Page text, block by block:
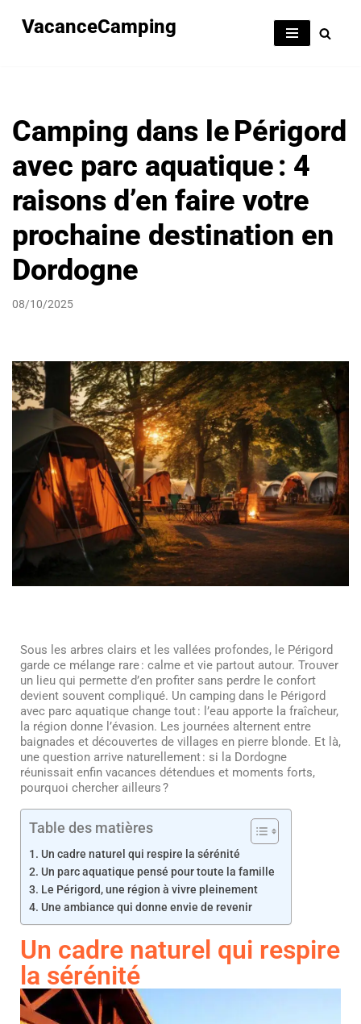
VacanceCamping
Camping dans le Périgord
avec parc aquatique : 4
raisons d’en faire votre
prochaine destination en
Dordogne
08/10/2025
Sous les arbres clairs et les vallées profondes, le Périgord
garde ce mélange rare : calme et vie partout autour. Trouver
un lieu qui permette d’en profiter sans perdre le confort
devient souvent compliqué. Un camping dans le Périgord
avec parc aquatique change tout : l’eau apporte la fraîcheur,
la région donne l’évasion. Les journées alternent entre
baignades et découvertes de villages en pierre blonde. Et là,
une question arrive naturellement : si la Dordogne
réunissait enfin vacances détendues et moments forts,
pourquoi chercher ailleurs ?
Table des matières
Un cadre naturel qui respire la sérénité
Un parc aquatique pensé pour toute la famille
Le Périgord, une région à vivre pleinement
Une ambiance qui donne envie de revenir
Un cadre naturel qui respire
la sérénité